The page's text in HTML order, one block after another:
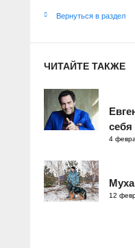
Вернуться в раздел
ЧИТАЙТЕ ТАКЖЕ
4
12